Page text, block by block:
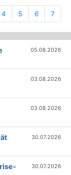
4 5 6 7
05.08.2026
03.08.2026
03.08.2026
30.07.2026
30.07.2026